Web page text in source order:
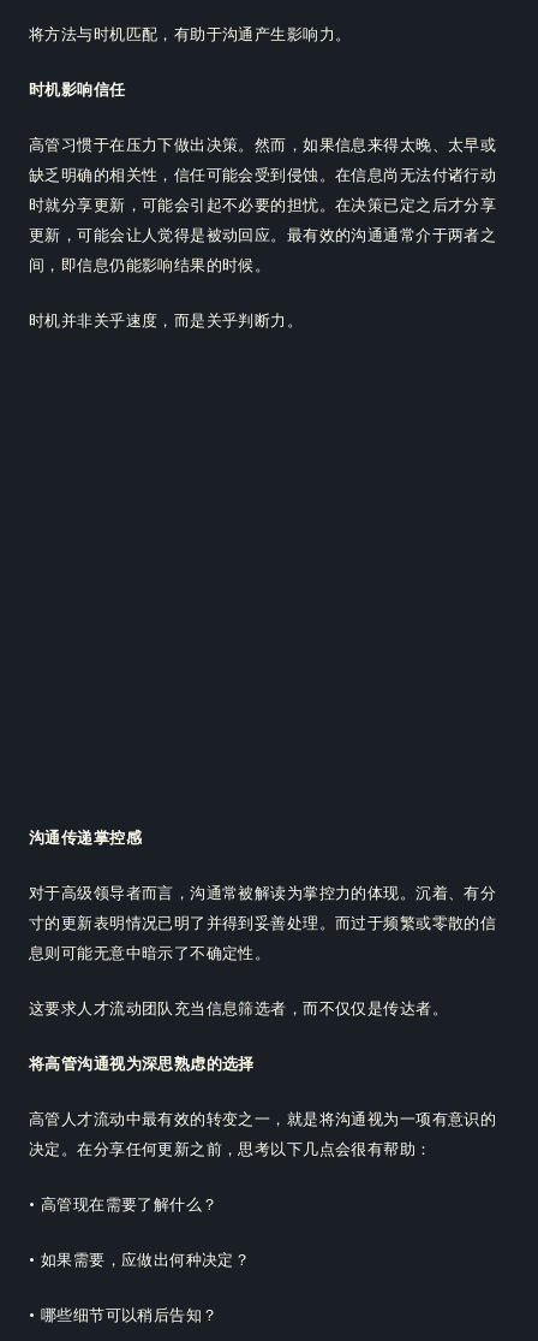
将方法与时机匹配，有助于沟通产生影响力。
时机影响信任
高管习惯于在压力下做出决策。然而，如果信息来得太晚、太早或
缺乏明确的相关性，信任可能会受到侵蚀。在信息尚无法付诸行动
时就分享更新，可能会引起不必要的担忧。在决策已定之后才分享
更新，可能会让人觉得是被动回应。最有效的沟通通常介于两者之
间，即信息仍能影响结果的时候。
时机并非关乎速度，而是关乎判断力。
沟通传递掌控感
对于高级领导者而言，沟通常被解读为掌控力的体现。沉着、有分
寸的更新表明情况已明了并得到妥善处理。而过于频繁或零散的信
息则可能无意中暗示了不确定性。
这要求人才流动团队充当信息筛选者，而不仅仅是传达者。
将高管沟通视为深思熟虑的选择
高管人才流动中最有效的转变之一，就是将沟通视为一项有意识的
决定。在分享任何更新之前，思考以下几点会很有帮助：
• 高管现在需要了解什么？
• 如果需要，应做出何种决定？
• 哪些细节可以稍后告知？